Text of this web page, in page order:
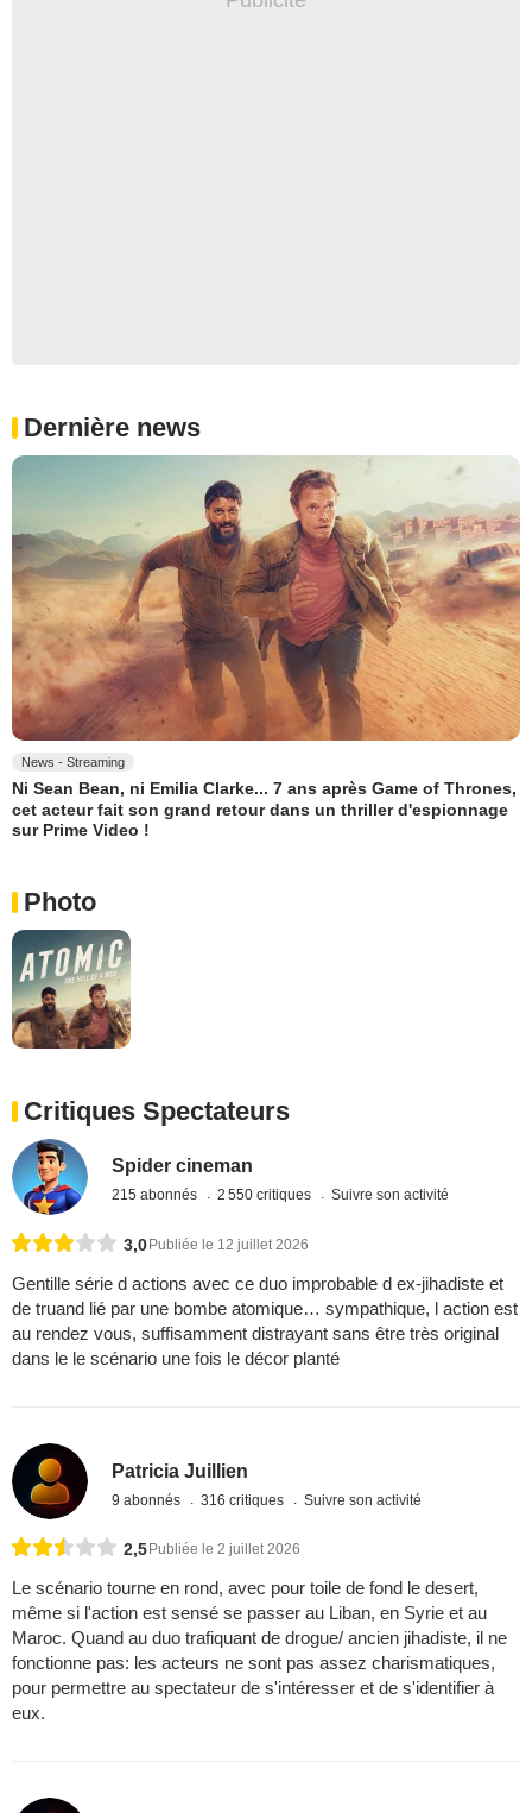
Dernière news
News - Streaming
Ni Sean Bean, ni Emilia Clarke... 7 ans après Game of Thrones,
cet acteur fait son grand retour dans un thriller d'espionnage
sur Prime Video !
Photo
Critiques Spectateurs
Spider cineman
215 abonnés 2 550 critiques Suivre son activité
3,0 Publiée le 12 juillet 2026
Gentille série d actions avec ce duo improbable d ex-jihadiste et
de truand lié par une bombe atomique… sympathique, l action est
au rendez vous, suffisamment distrayant sans être très original
dans le le scénario une fois le décor planté
Patricia Juillien
9 abonnés 316 critiques Suivre son activité
2,5 Publiée le 2 juillet 2026
Le scénario tourne en rond, avec pour toile de fond le desert,
même si l'action est sensé se passer au Liban, en Syrie et au
Maroc. Quand au duo trafiquant de drogue/ ancien jihadiste, il ne
fonctionne pas: les acteurs ne sont pas assez charismatiques,
pour permettre au spectateur de s'intéresser et de s'identifier à
eux.